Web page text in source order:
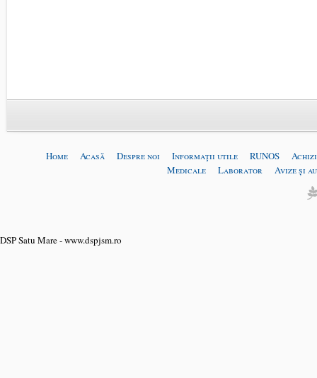
Home Acasă Despre noi Informaţii utile RUNOS
Medicale
Laborator Avize și
DSP Satu Mare - www.dspjsm.ro